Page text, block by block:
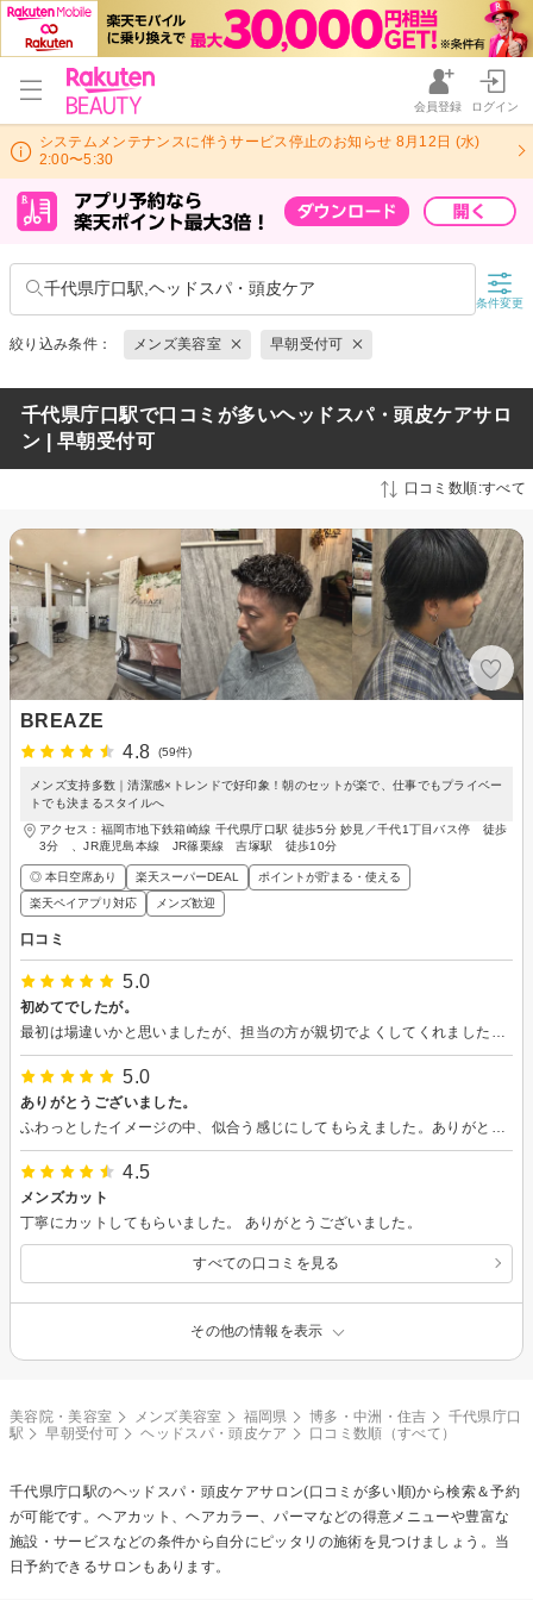
会員登録 ログイン
システムメンテナンスに伴うサービス停止のお知らせ 8月12日 (水)
2:00〜5:30
千代県庁口駅,ヘッドスパ・頭皮ケア
条件変更
絞り込み条件： メンズ美容室 早朝受付可
千代県庁口駅で口コミが多いヘッドスパ・頭皮ケアサロ
ン | 早朝受付可
口コミ数順:すべて
BREAZE
4.8
(59件)
メンズ支持多数｜清潔感×トレンドで好印象！朝のセットが楽で、仕事でもプライベー
トでも決まるスタイルへ
アクセス：福岡市地下鉄箱崎線 千代県庁口駅 徒歩5分 妙見／千代1丁目バス停 徒歩
3分 、JR鹿児島本線 JR篠栗線 吉塚駅 徒歩10分
◎ 本日空席あり 楽天スーパーDEAL
ポイントが貯まる・使える
楽天ペイアプリ対応
メンズ歓迎
口コミ
5.0
初めてでしたが。
5.0
ありがとうございました。
4.5
メンズカット
丁寧にカットしてもらいました。 ありがとうございました。
すべての口コミを見る
その他の情報を表示
美容院・美容室 メンズ美容室 福岡県 博多・中洲・住吉
千代県庁口
駅
早朝受付可 ヘッドスパ・頭皮ケア 口コミ数順（すべて）
千代県庁口駅のヘッドスパ・頭皮ケアサロン(口コミが多い順)から検索＆予約
が可能です。ヘアカット、ヘアカラー、パーマなどの得意メニューや豊富な
施設・サービスなどの条件から自分にピッタリの施術を見つけましょう。当
日予約できるサロンもあります。